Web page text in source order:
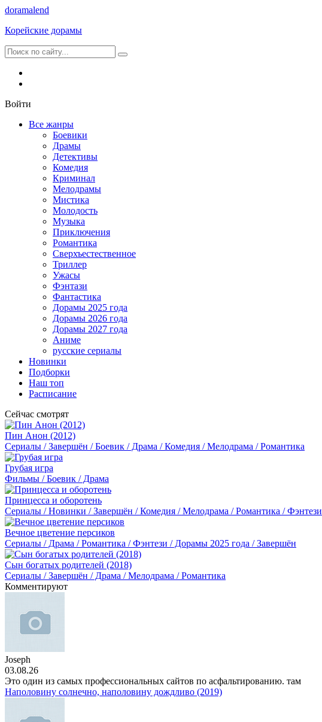
doramalend
Корейские дорамы
Войти
Все жанры
Боевики
Драмы
Детективы
Комедия
Криминал
Мелодрамы
Мистика
Молодость
Музыка
Приключения
Романтика
Сверхъестественное
Триллер
Ужасы
Фэнтази
Фантастика
Дорамы 2025 года
Дорамы 2026 года
Дорамы 2027 года
Аниме
русские сериалы
Новинки
Подборки
Наш топ
Расписание
Сейчас смотрят
Пин Анон (2012)
Сериалы / Завершён / Боевик / Драма / Комедия / Мелодрама / Романтика
Грубая игра
Фильмы / Боевик / Драма
Принцесса и оборотень
Сериалы / Новинки / Завершён / Комедия / Мелодрама / Романтика / Фэнтези
Вечное цветение персиков
Сериалы / Драма / Романтика / Фэнтези / Дорамы 2025 года / Завершён
Сын богатых родителей (2018)
Сериалы / Завершён / Драма / Мелодрама / Романтика
Комментируют
Joseph
03.08.26
Это один из самых профессиональных сайтов по асфальтированию. там
Наполовину солнечно, наполовину дождливо (2019)